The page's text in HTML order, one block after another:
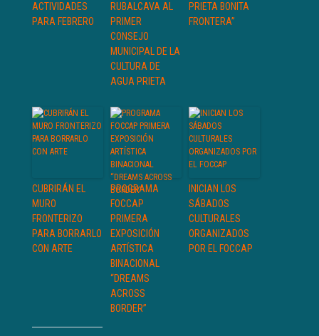
ACTIVIDADES
PARA FEBRERO
RUBALCAVA AL
PRIMER
CONSEJO
MUNICIPAL DE LA
CULTURA DE
AGUA PRIETA
PRIETA BONITA
FRONTERA”
CUBRIRÁN EL
MURO
FRONTERIZO
PARA BORRARLO
CON ARTE
PROGRAMA
FOCCAP
PRIMERA
EXPOSICIÓN
ARTÍSTICA
BINACIONAL
“DREAMS
ACROSS
BORDER”
INICIAN LOS
SÁBADOS
CULTURALES
ORGANIZADOS
POR EL FOCCAP